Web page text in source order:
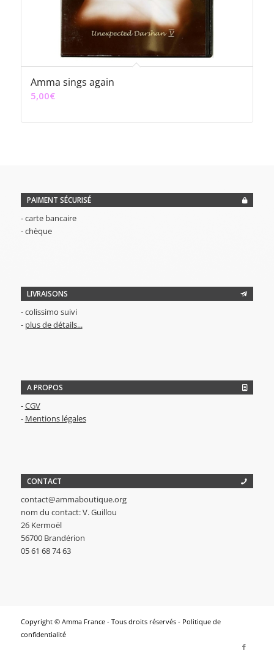
Amma sings again
5,00€
PAIMENT SÉCURISÉ
- carte bancaire
- chèque
LIVRAISONS
- colissimo suivi
- plus de détails...
A PROPOS
-CGV
- Mentions légales
CONTACT
contact@ammaboutique.org
nom du contact: V. Guillou
26 Kermoël
56700 Brandérion
05 61 68 74 63
Copyright © Amma France - Tous droits réservés - Politique de
confidentialité